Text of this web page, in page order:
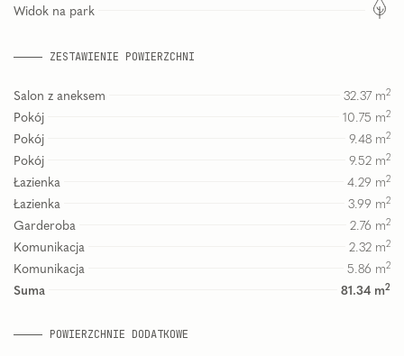
Widok na park
ZESTAWIENIE POWIERZCHNI
Salon z aneksem 32.37 m2
Pokój 10.75 m2
Pokój 9.48 m2
Pokój 9.52 m2
Łazienka 4.29 m2
Łazienka 3.99 m2
Garderoba 2.76 m2
Komunikacja 2.32 m2
Komunikacja 5.86 m2
Suma 81.34 m2
POWIERZCHNIE DODATKOWE